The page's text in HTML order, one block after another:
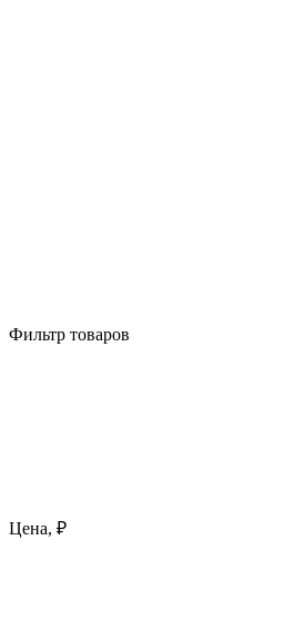
Фильтр товаров
Цена, ₽